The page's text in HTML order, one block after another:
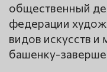
общественный
федерации
видов искусств
башенку-